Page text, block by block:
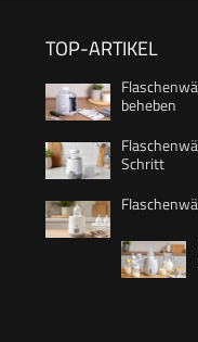
TOP-ARTIKEL
beheben
Schritt